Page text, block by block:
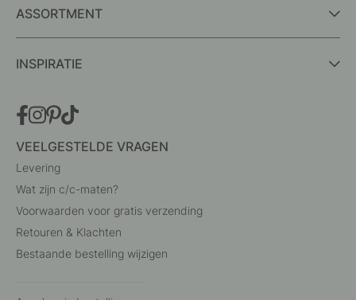
ASSORTMENT
INSPIRATIE
VEELGESTELDE VRAGEN
Levering
Wat zijn c/c-maten?
Voorwaarden voor gratis verzending
Retouren & Klachten
Bestaande bestelling wijzigen